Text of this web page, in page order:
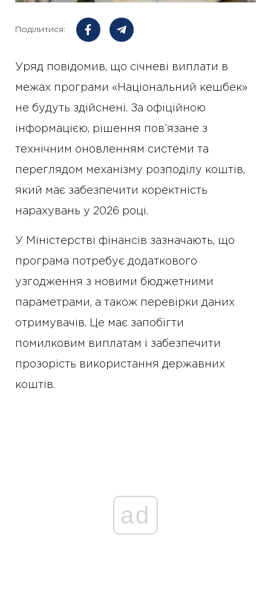
Поділитися:
Уряд повідомив, що січневі виплати в
межах програми «Національний кешбек»
не будуть здійснені. За офіційною
інформацією, рішення пов’язане з
технічним оновленням системи та
переглядом механізму розподілу коштів,
який має забезпечити коректність
нарахувань у 2026 році.
У Міністерстві фінансів зазначають, що
програма потребує додаткового
узгодження з новими бюджетними
параметрами, а також перевірки даних
отримувачів. Це має запобігти
помилковим виплатам і забезпечити
прозорість використання державних
коштів.
ad